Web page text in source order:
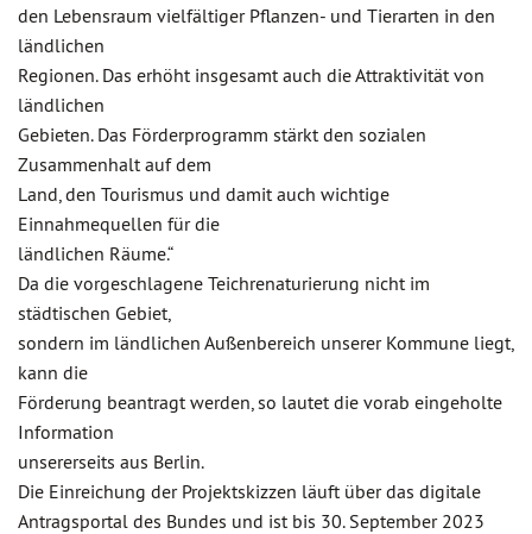
den Lebensraum vielfältiger Pflanzen- und Tierarten in den
ländlichen
Regionen. Das erhöht insgesamt auch die Attraktivität von
ländlichen
Gebieten. Das Förderprogramm stärkt den sozialen
Zusammenhalt auf dem
Land, den Tourismus und damit auch wichtige
Einnahmequellen für die
ländlichen Räume.“
Da die vorgeschlagene Teichrenaturierung nicht im
städtischen Gebiet,
sondern im ländlichen Außenbereich unserer Kommune liegt,
kann die
Förderung beantragt werden, so lautet die vorab eingeholte
Information
unsererseits aus Berlin.
Die Einreichung der Projektskizzen läuft über das digitale
Antragsportal des Bundes und ist bis 30. September 2023